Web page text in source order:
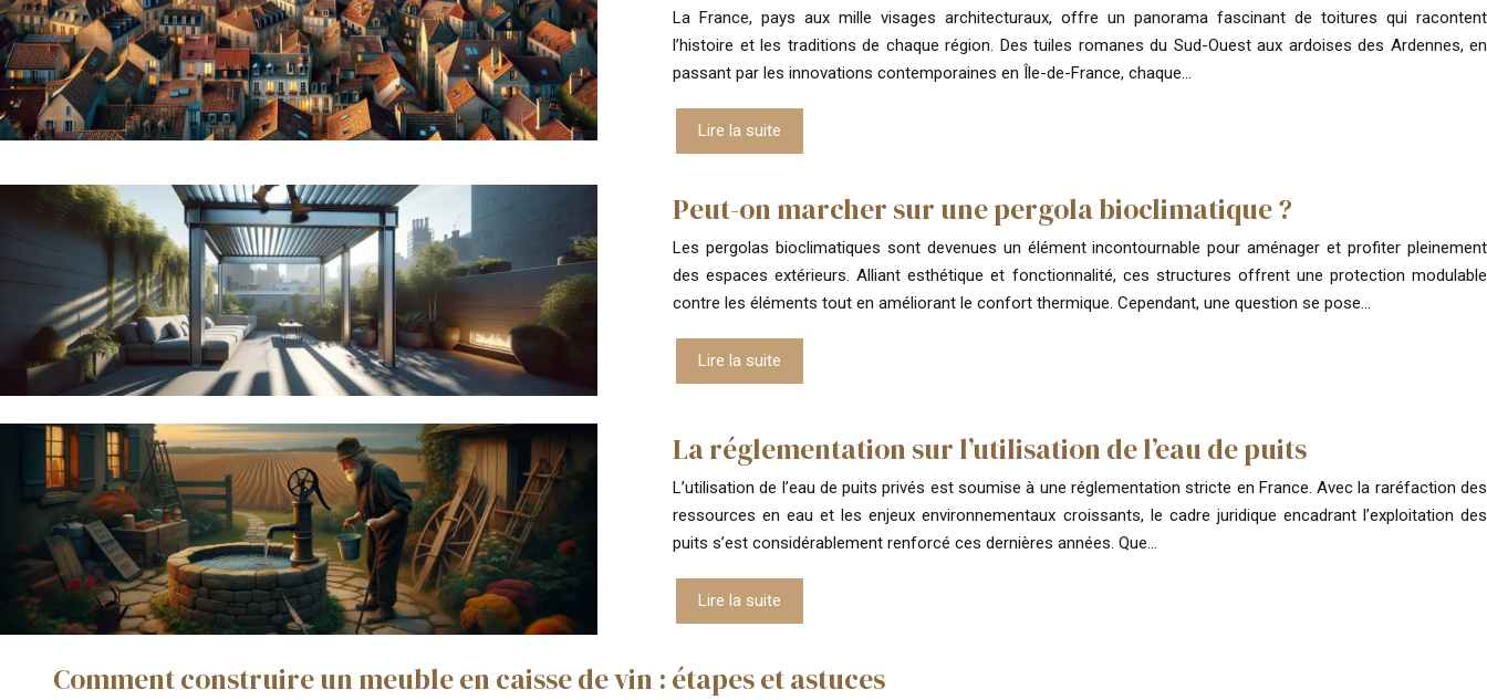
La France, pays aux mille visages architecturaux, offre un panorama fascinant de toitures qui racontent
l’histoire et les traditions de chaque région. Des tuiles romanes du Sud-Ouest aux ardoises des Ardennes, en
passant par les innovations contemporaines en Île-de-France, chaque…
Lire la suite
Peut-on marcher sur une pergola bioclimatique ?
Les pergolas bioclimatiques sont devenues un élément incontournable pour aménager et profiter pleinement
des espaces extérieurs. Alliant esthétique et fonctionnalité, ces structures offrent une protection modulable
contre les éléments tout en améliorant le confort thermique. Cependant, une question se pose…
Lire la suite
La réglementation sur l’utilisation de l’eau de puits
L’utilisation de l’eau de puits privés est soumise à une réglementation stricte en France. Avec la raréfaction des
ressources en eau et les enjeux environnementaux croissants, le cadre juridique encadrant l’exploitation des
puits s’est considérablement renforcé ces dernières années. Que…
Lire la suite
Comment construire un meuble en caisse de vin : étapes et astuces